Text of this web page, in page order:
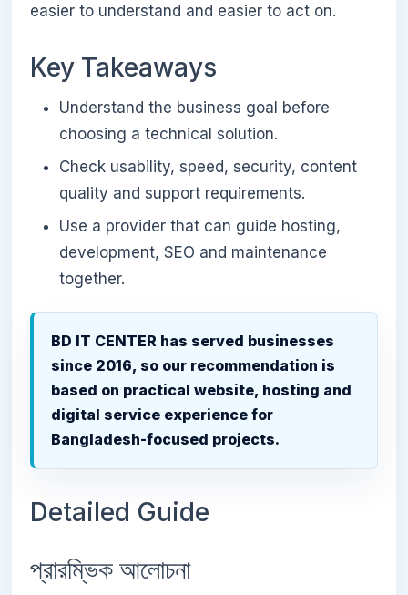
easier to understand and easier to act on.
Key Takeaways
Understand the business goal before
choosing a technical solution.
Check usability, speed, security, content
quality and support requirements.
Use a provider that can guide hosting,
development, SEO and maintenance
together.
BD IT CENTER has served businesses
since 2016, so our recommendation is
based on practical website, hosting and
digital service experience for
Bangladesh-focused projects.
Detailed Guide
প্রারম্ভিক আলোচনা